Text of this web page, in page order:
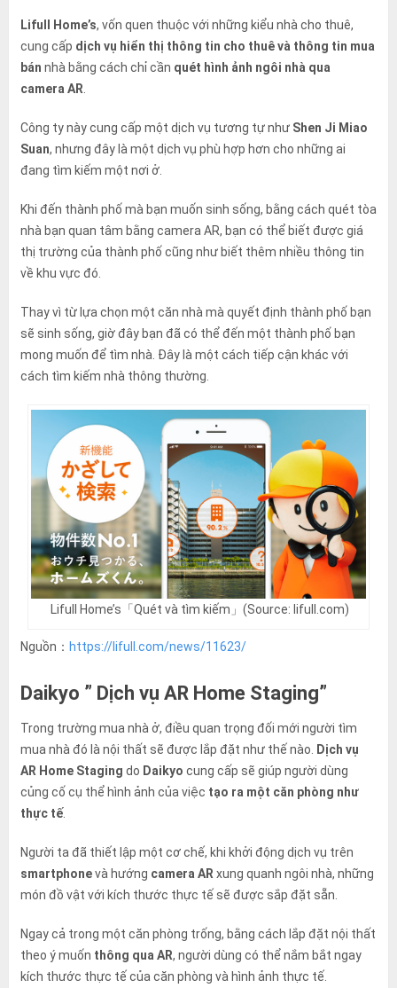
Lifull Home’s, vốn quen thuộc với những kiểu nhà cho thuê,
cung cấp dịch vụ hiển thị thông tin cho thuê và thông tin mua
bán nhà bằng cách chỉ cần quét hình ảnh ngôi nhà qua
camera AR
Công ty này cung cấp một dịch vụ tương tự như Shen Ji Miao
Suan, nhưng đây là một dịch vụ phù hợp hơn cho những ai
đang tìm kiếm một nơi ở.
Khi đến thành phố mà bạn muốn sinh sống, bằng cách quét tòa
nhà bạn quan tâm bằng camera AR, bạn có thể biết được giá
thị trường của thành phố cũng như biết thêm nhiều thông tin
về khu vực đó.
Thay vì từ lựa chọn một căn nhà mà quyết định thành phố bạn
sẽ sinh sống, giờ đây bạn đã có thể đến một thành phố bạn
mong muốn để tìm nhà. Đây là một cách tiếp cận khác với
cách tìm kiếm nhà thông thường.
Lifull Home’s「Quét và tìm kiếm」(Source: lifull.com)
Nguồn： https://lifull.com/news/11623/
Daikyo ” Dịch vụ AR Home Staging”
Trong trường mua nhà ở, điều quan trọng đối mới người tìm
mua nhà đó là nội thất sẽ được lắp đặt như thế nào.
Dịch vụ
AR Home Staging do Daikyo cung cấp sẽ giúp người dùng
củng cố cụ thể hình ảnh của việc tạo ra một căn phòng như
thực tế.
Người ta đã thiết lập một cơ chế, khi khởi động dịch vụ trên
smartphonevà hướng camera AR xung quanh ngôi nhà, những
món đồ vật với kích thước thực tế sẽ được sắp đặt sẵn.
Ngay cả trong một căn phòng trống, bằng cách lắp đặt nội thất
theo ý muốn thông qua AR, người dùng có thể nắm bắt ngay
kích thước thực tế của căn phòng và hình ảnh thực tế.